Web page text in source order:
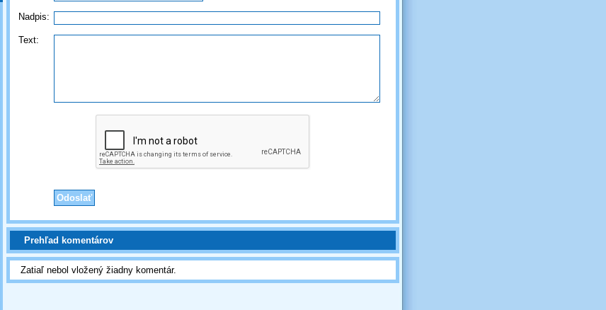
Nadpis:
Text:
Prehľad komentárov
Zatiaľ nebol vložený žiadny komentár.